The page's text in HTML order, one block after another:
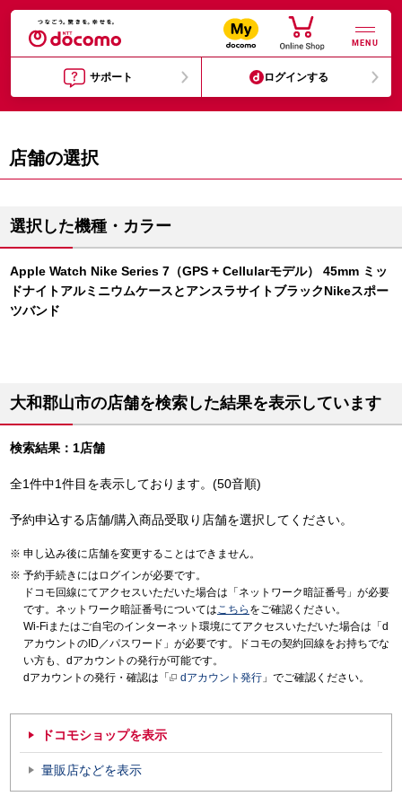
MENU
サポート ログインする
店舗の選択
選択した機種・カラー
Apple Watch Nike Series 7（GPS + Cellularモデル） 45mm ミッ
ドナイトアルミニウムケースとアンスラサイトブラックNikeスポー
ツバンド
大和郡山市の店舗を検索した結果を表示しています
検索結果：1店舗
全1件中1件目を表示しております。(50音順)
予約申込する店舗/購入商品受取り店舗を選択してください。
申し込み後に店舗を変更することはできません。
予約手続きにはログインが必要です。
ドコモ回線にてアクセスいただいた場合は「ネットワーク暗証番号」が必要
です。ネットワーク暗証番号についてはこちら をご確認ください。
Wi-Fiまたはご自宅のインターネット環境にてアクセスいただいた場合は「d
アカウントのID／パスワード」が必要です。ドコモの契約回線をお持ちでな
い方も、dアカウントの発行が可能です。
dアカウントの発行・確認は「
dアカウント発行 」でご確認ください。
ドコモショップを表示
量販店などを表示